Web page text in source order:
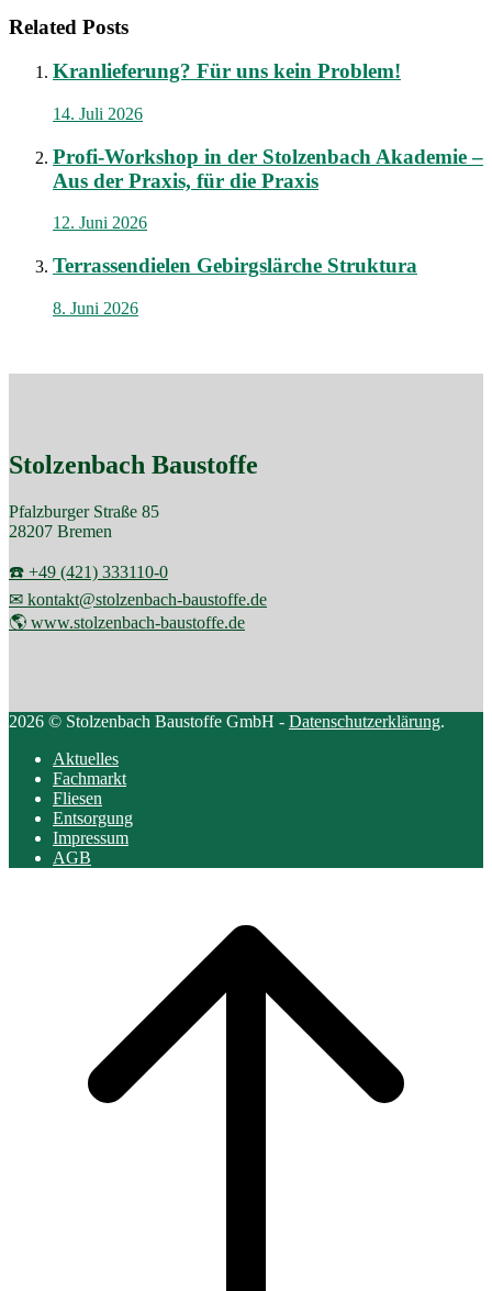
Related Posts
Kranlieferung? Für uns kein Problem!
14. Juli 2026
Profi-Workshop in der Stolzenbach Akademie –
Aus der Praxis, für die Praxis
12. Juni 2026
Terrassendielen Gebirgslärche Struktura
8. Juni 2026
Stolzenbach Baustoffe
Pfalzburger Straße 85
28207 Bremen
☎️ +49 (421) 333110-0
✉ kontakt@stolzenbach-baustoffe.de
🌎 www.stolzenbach-baustoffe.de
2026 © Stolzenbach Baustoffe GmbH - Datenschutzerklärung.
Aktuelles
Fachmarkt
Fliesen
Entsorgung
Impressum
AGB